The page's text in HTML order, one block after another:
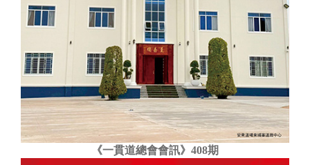
《一貫道總會會訊》408期